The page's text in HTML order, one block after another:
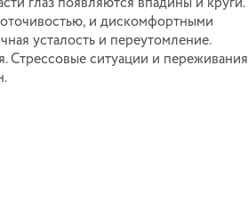
и дискомфортными
усталость и переутомление.
Стрессовые ситуации и переживания